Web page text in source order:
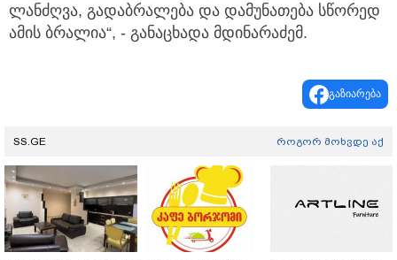
ლანძღვა, გადაბრალება და დამუნათება სწორედ
ამის ბრალია“, - განაცხადა მდინარაძემ.
გაზიარება
SS.GE როგორ მოხვდე აქ